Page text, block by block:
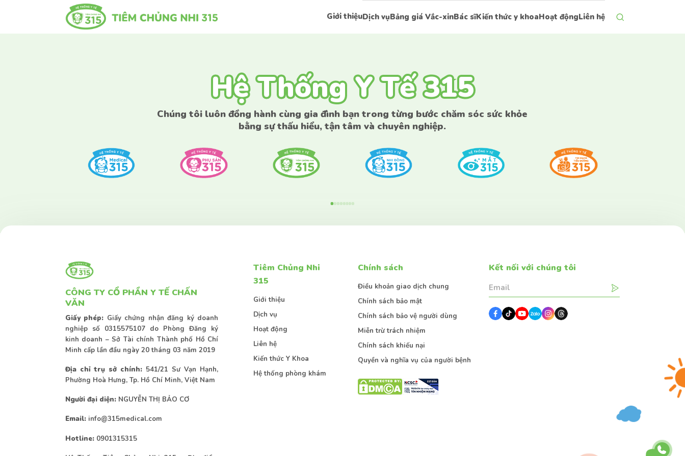
Giới thiệuDịch vụBảng giá Vắc-xinBác sĩKiến thức y khoaHoạt độngLiên hệ
Kiến thức Sức khoẻ Bệnh lý
Hệ Thống Y Tế 315
Hệ Thống Y Tế 315
Chúng tôi luôn đồng hành cùng gia đình bạn trong từng bước chăm sóc sức khỏe
bằng sự thấu hiểu, tận tâm và chuyên nghiệp.
CÔNG TY CỔ PHẦN Y TẾ CHẤN
VĂN
Giấy phép: Giấy chứng nhận đăng ký doanh
nghiệp số 0315575107 do Phòng Đăng ký
kinh doanh – Sở Tài chính Thành phố Hồ Chí
Minh cấp lần đầu ngày 20 tháng 03 năm 2019
Địa chỉ trụ sở chính: 541/21 Sư Vạn Hạnh,
Phường Hoà Hưng, Tp. Hồ Chí Minh, Việt Nam
Người đại diện:NGUYỄN THỊ BẢO CƠ
Email:info@315medical.com
Hotline:0901315315
Tiêm Chủng Nhi
315
Giới thiệu
Dịch vụ
Hoạt động
Liên hệ
Kiến thức Y Khoa
Hệ thống phòng khám
Chính sách
Điều khoản giao dịch chung
Chính sách bảo mật
Chính sách bảo vệ người dùng
Miễn trừ trách nhiệm
Chính sách khiếu nại
Quyền và nghĩa vụ của người bệnh
Kết nối với chúng tôi
Liên hệ tư vấn
Liên hệ tư vấn
Nếu bạn có bất kì thắc mắc nào vui lòng để lại thông tin bên dưới
Gửi thông tin